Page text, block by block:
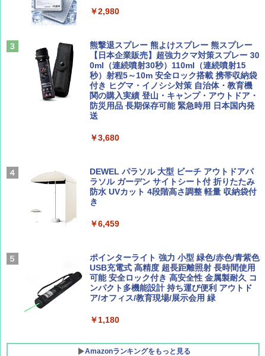
山と溪谷 2026年8月号「南アルプス大全」
￥1,540
AIRLINE（エアライン）2026年9月号【特
BE-PAL(ビ-パル) 2026年 9 月号【特別付録:
SOTO ミニマル"旅"財布 ランダム2種】
￥1,500
A26 地球の歩き方 チェコ ポーランド スロヴ
ァキア 2026～2027 地球の歩き方A ヨーロッ
パ
￥2,277
地球の歩き方 スター・ウォーズ
￥2,695
新しい日本地理 地図・統計・移動から読み
解く (講談社現代新書)
￥1,540
人用 折りたたみ 防災グッズ 災害用トイレ ビ
￥4,980
ENDLESS BASE 《めざましテレビで紹介》
テント ワンタッチ RENEW 幅200 2-3人用 43
500002(88859)
広げるだけ パッとサッとテント ブラックコ
ーティング フルクローズ メッシュ 3-4人用
簡単設置 ポップアップテント エクルベージ
ュ(BC仕様) PATC-150B(EB)
￥8,991
Coleman(コールマン) ツーリングドーム/LD
X 2人用 3人用 キャンプ アウトドア フェス
収納 コンパクト 簡単設営 カンガルーテント
ソロキャンプ ソロテント
￥2,980
熊撃退スプレー 熊よけスプレー 熊スプレー
【日本企業販売】超強力クマ対策スプレー 30
0ml（連続噴射30秒）110ml（連続噴射15
秒）射程5～10m 安全ロック搭載 携帯収納袋
付き ヒグマ・イノシシ対策 自治体・教育機
関の購入実績 登山・キャンプ・アウトドア・
防災用品 長期保存可能 緊急時用 日本国内発
送
￥3,680
DEWEL パラソル 大型 ビーチ アウトドアパ
ラソル ガーデン サイトシート付 折りたたみ
防水 UVカット 4段階高さ調整 軽量 収納袋付
き
￥6,459
ポインターライト 強力 小型 緑色/赤色/青紫色
USB充電式 高精度 超長距離照射 長時間使用
可能 安全ロック付き 高安全性 金属製耐久 コ
ンパクト多機能設計 持ち運び便利 アウトド
ア/オフィス/教育現場/展示会用 緑
￥1,180
Amazonランキングをもっと見る